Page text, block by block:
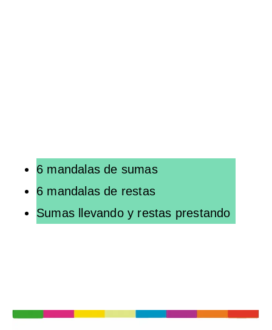
6 mandalas de sumas
6 mandalas de restas
Sumas llevando y restas prestando